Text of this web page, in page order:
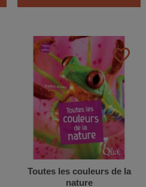
favorite_border
Toutes les couleurs de la
nature